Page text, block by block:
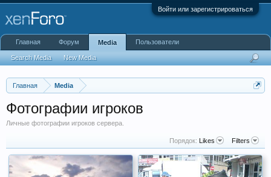
Войти или зарегистрироваться
Главная Media
Фотографии игроков
Личные фотографии игроков сервера.
Порядок: Likes Filters
Главная Форум Media
Search Media New Media
Пользователи